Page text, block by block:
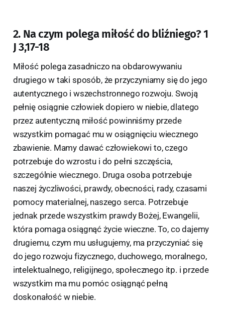
2. Na czym polega miłość do bliźniego? 1
J 3,17-18
Miłość polega zasadniczo na obdarowywaniu
drugiego w taki sposób, że przyczyniamy się do jego
autentycznego i wszechstronnego rozwoju. Swoją
pełnię osiągnie człowiek dopiero w niebie, dlatego
przez autentyczną miłość powinniśmy przede
wszystkim pomagać mu w osiągnięciu wiecznego
zbawienie. Mamy dawać człowiekowi to, czego
potrzebuje do wzrostu i do pełni szczęścia,
szczególnie wiecznego. Druga osoba potrzebuje
naszej życzliwości, prawdy, obecności, rady, czasami
pomocy materialnej, naszego serca. Potrzebuje
jednak przede wszystkim prawdy Bożej, Ewangelii,
która pomaga osiągnąć życie wieczne. To, co dajemy
drugiemu, czym mu usługujemy, ma przyczyniać się
do jego rozwoju fizycznego, duchowego, moralnego,
intelektualnego, religijnego, społecznego itp. i przede
wszystkim ma mu pomóc osiągnąć pełną
doskonałość w niebie.